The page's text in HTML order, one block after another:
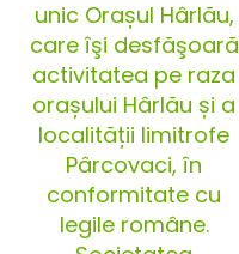
unic Orașul Hârlău,
care îşi desfăşoară
activitatea pe raza
orașului Hârlău și a
localității limitrofe
Pârcovaci, în
conformitate cu
legile române.